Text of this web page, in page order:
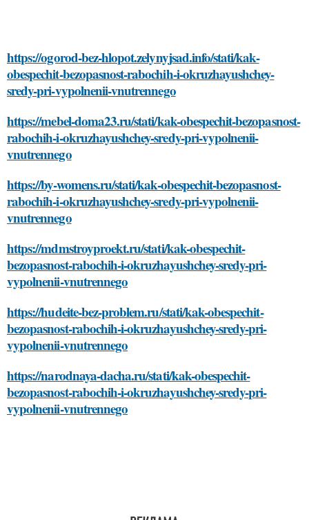
https://ogorod-bez-hlopot.zelynyjsad.info/stati/kak-
obespechit-bezopasnost-rabochih-i-okruzhayushchey-
sredy-pri-vypolnenii-vnutrennego
https://mebel-doma23.ru/stati/kak-obespechit-bezopasnost-
rabochih-i-okruzhayushchey-sredy-pri-vypolnenii-
vnutrennego
https://by-womens.ru/stati/kak-obespechit-bezopasnost-
rabochih-i-okruzhayushchey-sredy-pri-vypolnenii-
vnutrennego
https://mdmstroyproekt.ru/stati/kak-obespechit-
bezopasnost-rabochih-i-okruzhayushchey-sredy-pri-
vypolnenii-vnutrennego
https://hudeite-bez-problem.ru/stati/kak-obespechit-
bezopasnost-rabochih-i-okruzhayushchey-sredy-pri-
vypolnenii-vnutrennego
https://narodnaya-dacha.ru/stati/kak-obespechit-
bezopasnost-rabochih-i-okruzhayushchey-sredy-pri-
vypolnenii-vnutrennego